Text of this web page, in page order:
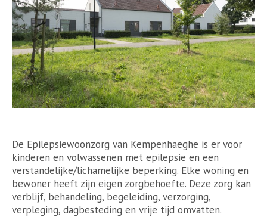
De Epilepsiewoonzorg van Kempenhaeghe is er voor
kinderen en volwassenen met epilepsie en een
verstandelijke/lichamelijke beperking. Elke woning en
bewoner heeft zijn eigen zorgbehoefte. Deze zorg kan
verblijf, behandeling, begeleiding, verzorging,
verpleging, dagbesteding en vrije tijd omvatten.